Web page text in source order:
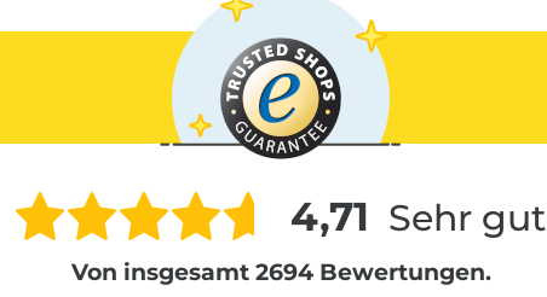
4,71 Sehr gut
Von insgesamt 2694 Bewertungen.